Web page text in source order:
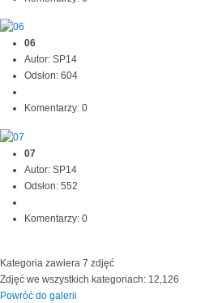
06
Autor: SP14
Odsłon: 604
Komentarzy: 0
07
Autor: SP14
Odsłon: 552
Komentarzy: 0
Kategoria zawiera 7 zdjęć
Zdjęć we wszystkich kategoriach: 12,126
Powróć do galerii